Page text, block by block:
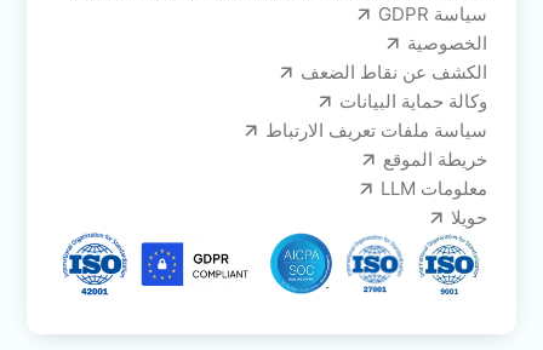
سياسة GDPR
الخصوصية
الكشف عن نقاط الضعف
وكالة حماية البيانات
سياسة ملفات تعريف الارتباط
خريطة الموقع
معلومات LLM
حويلا